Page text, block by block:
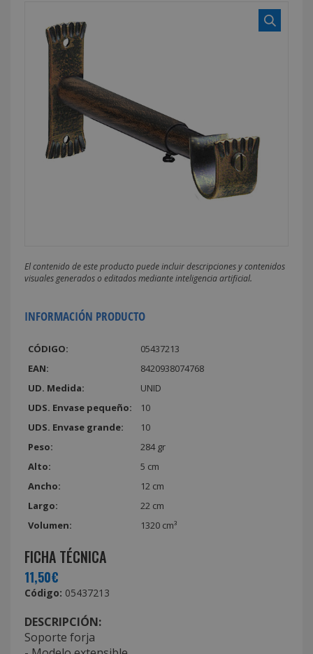
El contenido de este producto puede incluir descripciones y contenidos
visuales generados o editados mediante inteligencia artificial.
INFORMACIÓN PRODUCTO
CÓDIGO:
05437213
EAN:
8420938074768
UD. Medida:
UNID
UDS. Envase pequeño:
10
UDS. Envase grande:
10
Peso:
284 gr
Alto:
5 cm
Ancho:
12 cm
Largo:
22 cm
Volumen:
1320 cm³
FICHA TÉCNICA
11,50€
Código: 05437213
DESCRIPCIÓN:
Soporte forja